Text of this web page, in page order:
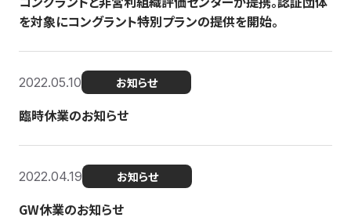
を対象にコングラント特別プランの提供を開始。
2022.05.10 お知らせ
臨時休業のお知らせ
2022.04.19 お知らせ
GW休業のお知らせ